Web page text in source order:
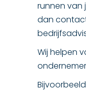
runnen van
dan
Wij helpen